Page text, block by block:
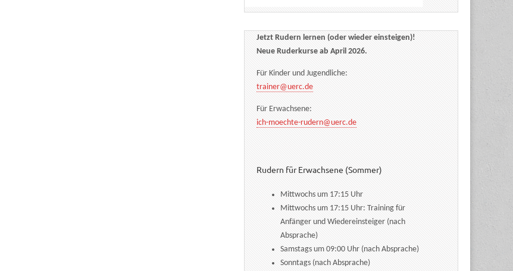
Jetzt Rudern lernen (oder wieder einsteigen)!
Neue Ruderkurse ab April 2026.
Für Kinder und Jugendliche:
trainer@uerc.de
Für Erwachsene:
ich-moechte-rudern@uerc.de
Rudern für Erwachsene (Sommer)
Mittwochs um 17:15 Uhr
Mittwochs um 17:15 Uhr: Training für
Anfänger und Wiedereinsteiger (nach
Absprache)
Samstags um 09:00 Uhr (nach Absprache)
Sonntags (nach Absprache)